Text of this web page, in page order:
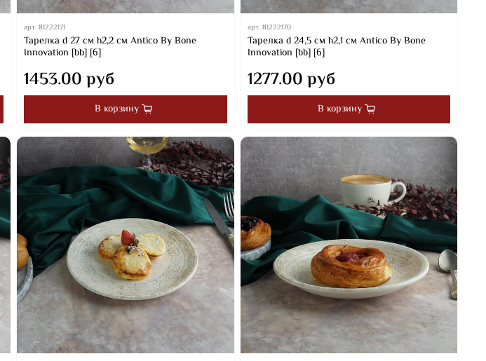
арт.81222171
Тарелка d 27 см h2,2 см Antico By Bone
Innovation [bb] [6]
1453.00 руб
В корзину
арт.81222170
Тарелка d 24,5 см h2,1 см Antico By Bone
Innovation [bb] [6]
1277.00 руб
В корзину